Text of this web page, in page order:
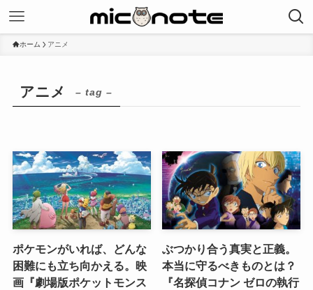
ホーム アニメ
アニメ – tag –
ポケモンがいれば、どんな
困難にも立ち向かえる。映
画『劇場版ポケットモンス
ぶつかり合う真実と正義。
本当に守るべきものとは？
『名探偵コナン ゼロの執行